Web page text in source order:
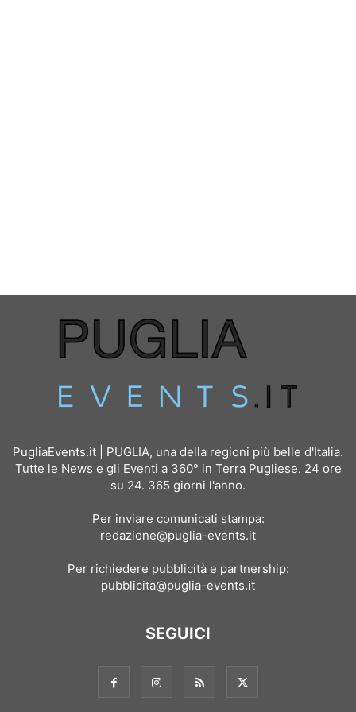
PugliaEvents.it | PUGLIA, una della regioni più belle d'Italia.
Tutte le News e gli Eventi a 360° in Terra Pugliese. 24 ore
su 24. 365 giorni l'anno.
Per inviare comunicati stampa:
redazione@puglia-events.it
Per richiedere pubblicità e partnership:
pubblicita@puglia-events.it
SEGUICI